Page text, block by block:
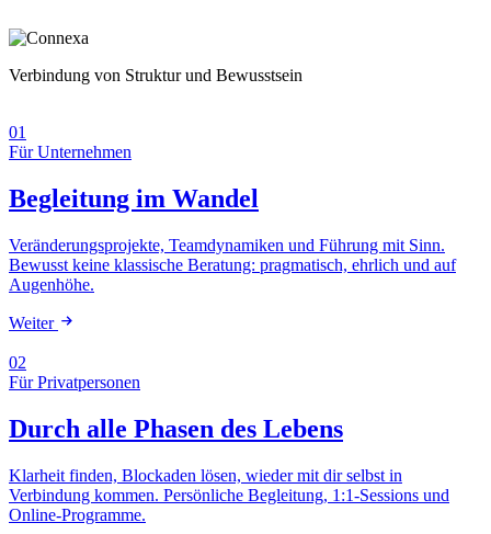
Verbindung von Struktur und Bewusstsein
01
Für Unternehmen
Begleitung im Wandel
Veränderungsprojekte, Teamdynamiken und Führung mit Sinn.
Bewusst keine klassische Beratung: pragmatisch, ehrlich und auf
Augenhöhe.
Weiter
02
Für Privatpersonen
Durch alle Phasen des Lebens
Klarheit finden, Blockaden lösen, wieder mit dir selbst in
Verbindung kommen. Persönliche Begleitung, 1:1-Sessions und
Online-Programme.